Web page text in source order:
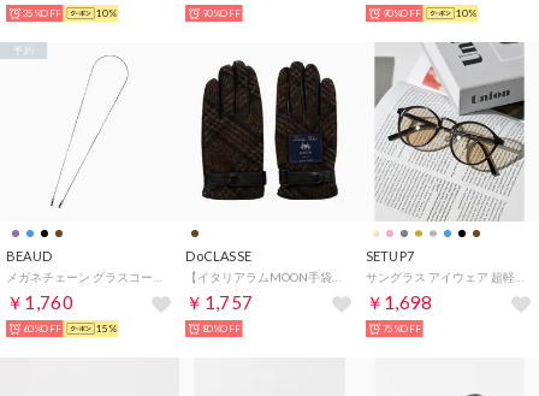
35%OFF 10% 90%OFF 90%OFF 10%
BEAUD
メガネチェーン グラスコード ストラップ レディース メンズ （ブラック）
￥1,760
予約
60%OFF 15%
DoCLASSE
【イタリアラムMOON手袋】 （ブラウン）
￥1,757
80%OFF
SETUP7
サングラス アイウェア 超軽量 メタル コンビ カラーレンズ ボストン型 ウェリントン型 UVカット 紫外線対策 （BLK5）
￥1,698
75%OFF